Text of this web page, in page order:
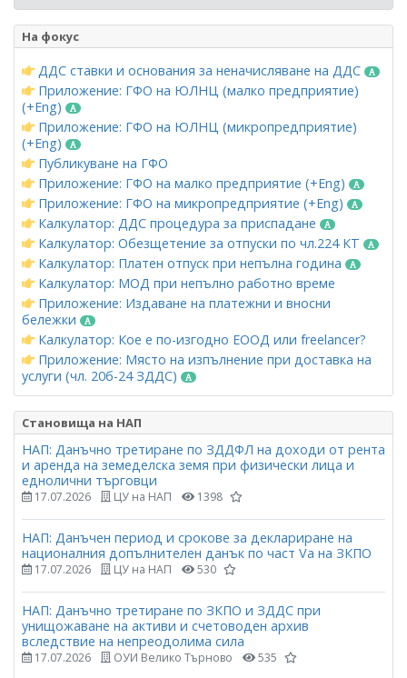
На фокус
ДДС ставки и основания за неначисляване на ДДС
Приложение: ГФО на ЮЛНЦ (малко предприятие)
(+Eng)
Приложение: ГФО на ЮЛНЦ (микропредприятие)
(+Eng)
Публикуване на ГФО
Приложение: ГФО на малко предприятие (+Eng)
Приложение: ГФО на микропредприятие (+Eng)
Калкулатор: ДДС процедура за приспадане
Калкулатор: Обезщетение за отпуски по чл.224 КТ
Калкулатор: Платен отпуск при непълна година
Калкулатор: МОД при непълно работно време
Приложение: Издаване на платежни и вносни
бележки
Калкулатор: Кое е по-изгодно ЕООД или freelancer?
Приложение: Място на изпълнение при доставка на
услуги (чл. 20б-24 ЗДДС)
Становища на НАП
НАП: Данъчно третиране по ЗДДФЛ на доходи от рента
и аренда на земеделска земя при физически лица и
еднолични търговци
17.07.2026 ЦУ на НАП 1398
НАП: Данъчен период и срокове за деклариране на
националния допълнителен данък по част Vа на ЗКПО
17.07.2026 ЦУ на НАП 530
НАП: Данъчно третиране по ЗКПО и ЗДДС при
унищожаване на активи и счетоводен архив
вследствие на непреодолима сила
17.07.2026 ОУИ Велико Търново 535